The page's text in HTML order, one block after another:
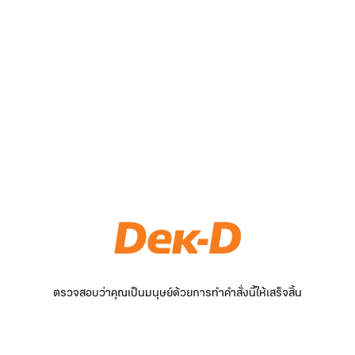
ตรวจสอบว่าคุณเป็นมนุษย์ด้วยการทำคำสั่งนี้ให้เสร็จสิ้น